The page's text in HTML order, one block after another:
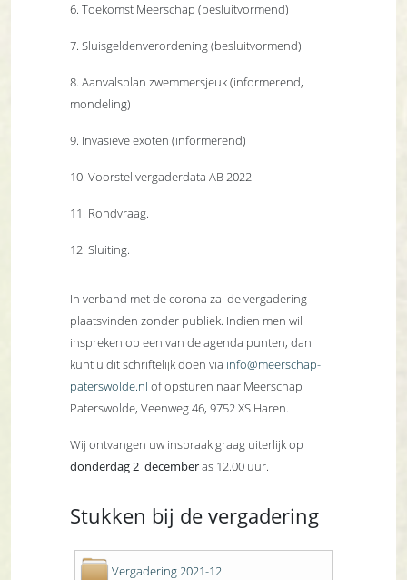
6. Toekomst Meerschap (besluitvormend)
7. Sluisgeldenverordening (besluitvormend)
8. Aanvalsplan zwemmersjeuk (informerend,
mondeling)
9. Invasieve exoten (informerend)
10. Voorstel vergaderdata AB 2022
11. Rondvraag.
12. Sluiting.
In verband met de corona zal de vergadering
plaatsvinden zonder publiek. Indien men wil
inspreken op een van de agenda punten, dan
kunt u dit schriftelijk doen via info@meerschap-
paterswolde.nl of opsturen naar Meerschap
Paterswolde, Veenweg 46, 9752 XS Haren.
Wij ontvangen uw inspraak graag uiterlijk op
donderdag 2 decemberas 12.00 uur.
Stukken bij de vergadering
Vergadering 2021-12